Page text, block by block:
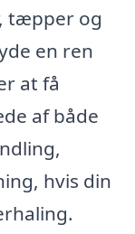
tæpper og
en ren
at få
af både
hvis din